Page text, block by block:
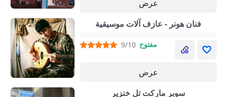
عرض
فنان هونر - عازف آلات موسيقية
9/10 مفتوح
عرض
سوبر ماركت تل خنزير